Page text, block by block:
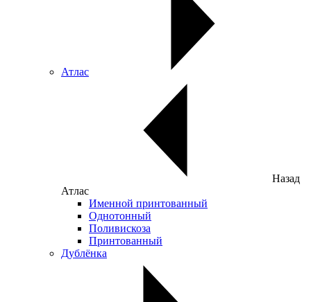
Атлас
Назад
Атлас
Именной принтованный
Однотонный
Поливискоза
Принтованный
Дублёнка